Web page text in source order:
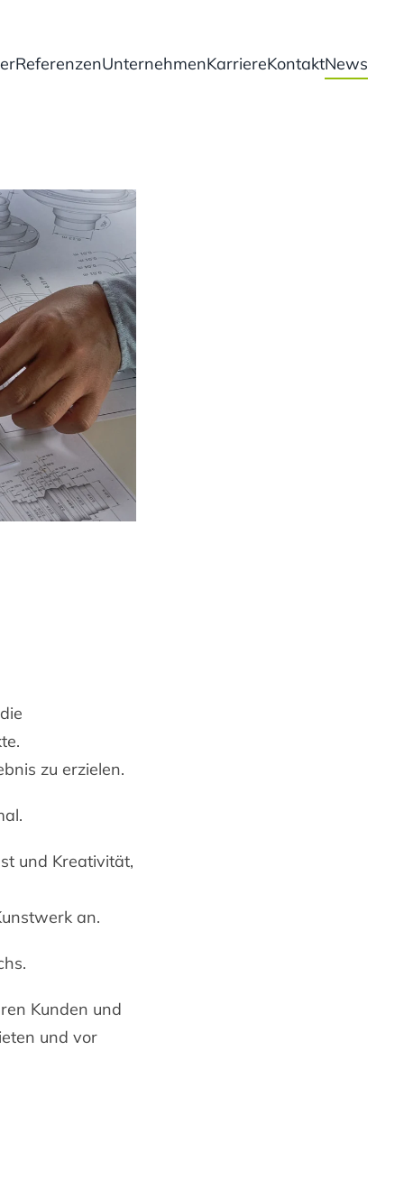
ReferenzenUnternehmenKarriereKontaktNews
zu erzielen.
und Kreativität,
an.
Kunden und
und vor